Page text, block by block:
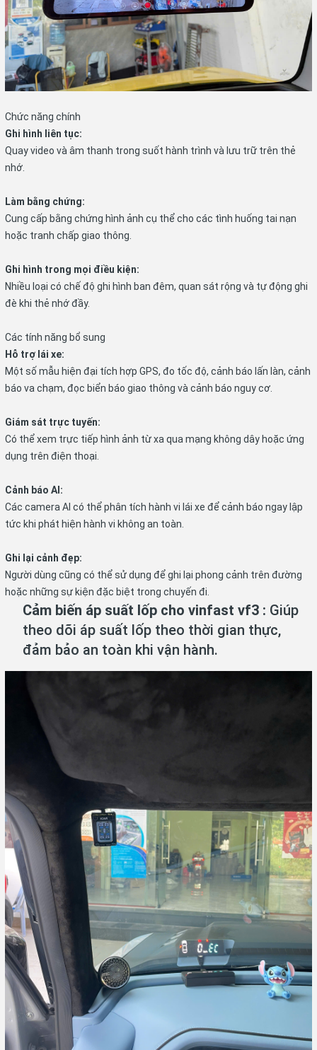
Chức năng chính
Ghi hình liên tục:
Quay video và âm thanh trong suốt hành trình và lưu trữ trên thẻ
nhớ.
Làm bằng chứng:
Cung cấp bằng chứng hình ảnh cụ thể cho các tình huống tai nạn
hoặc tranh chấp giao thông.
Ghi hình trong mọi điều kiện:
Nhiều loại có chế độ ghi hình ban đêm, quan sát rộng và tự động ghi
đè khi thẻ nhớ đầy.
Các tính năng bổ sung
Hỗ trợ lái xe:
Một số mẫu hiện đại tích hợp GPS, đo tốc độ, cảnh báo lấn làn, cảnh
báo va chạm, đọc biển báo giao thông và cảnh báo nguy cơ.
Giám sát trực tuyến:
Có thể xem trực tiếp hình ảnh từ xa qua mạng không dây hoặc ứng
dụng trên điện thoại.
Cảnh báo AI:
Các camera AI có thể phân tích hành vi lái xe để cảnh báo ngay lập
tức khi phát hiện hành vi không an toàn.
Ghi lại cảnh đẹp:
Người dùng cũng có thể sử dụng để ghi lại phong cảnh trên đường
hoặc những sự kiện đặc biệt trong chuyến đi.
Cảm biến áp suất lốp cho vinfast vf3 : Giúp
theo dõi áp suất lốp theo thời gian thực,
đảm bảo an toàn khi vận hành.